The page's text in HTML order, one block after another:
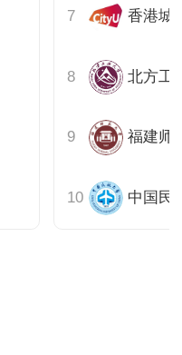
香港城
北方工
福建师
中国民